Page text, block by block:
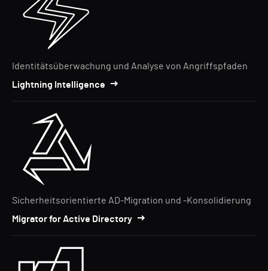
Identitätsüberwachung und Analyse von Angriffspfaden
Lightning Intelligence
Sicherheitsorientierte AD-Migration und -Konsolidierung
Migrator for Active Directory